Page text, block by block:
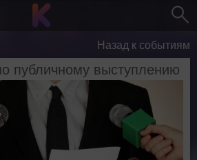
Назад к событиям
публичному выступлению